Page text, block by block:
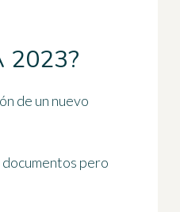
2023?
de un nuevo
pero